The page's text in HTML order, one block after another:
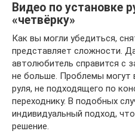
Видео по установке
«четвёрку»
Как вы могли убедиться,
представляет сложности.
автолюбитель справится с
не больше. Проблемы могут
руля, не подходящего по
переходнику. В подобных
индивидуальный подход,
решение.